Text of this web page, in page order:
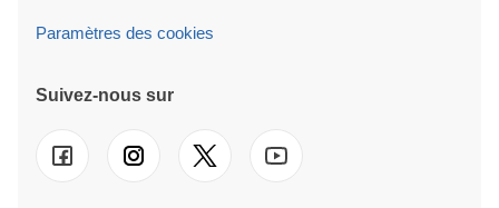
Paramètres des cookies
Suivez-nous sur